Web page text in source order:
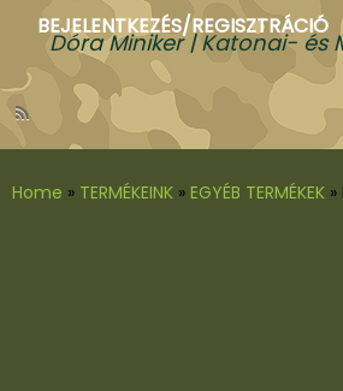
következőre:
BEJELENTKEZÉS/REGISZTRÁCIÓ
Dóra Miniker | Katonai- és
Home » TERMÉKEINK » EGYÉB TERMÉKEK »